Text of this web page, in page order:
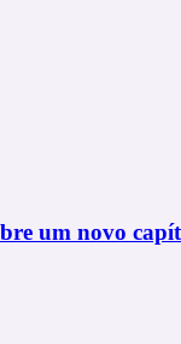
um novo